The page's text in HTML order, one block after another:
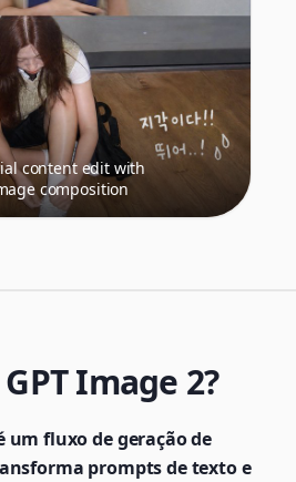
content edit with
composition
Image 2?
um fluxo de geração de
prompts de texto e